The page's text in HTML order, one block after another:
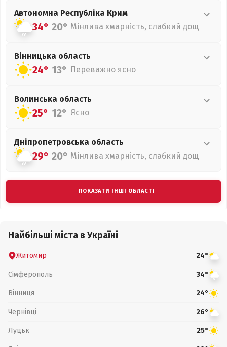
Автономна Республіка Крим
34° 20° Мінлива хмарність, слабкий дощ
Вінницька область
24° 13° Переважно ясно
Волинська область
25° 12° Ясно
Дніпропетровська область
29° 20° Мінлива хмарність, слабкий дощ
ПОКАЗАТИ ІНШІ ОБЛАСТІ
Найбільші міста в Україні
Житомир 24°
Сімферополь 34°
Вінниця 24°
Чернівці 26°
Луцьк 25°